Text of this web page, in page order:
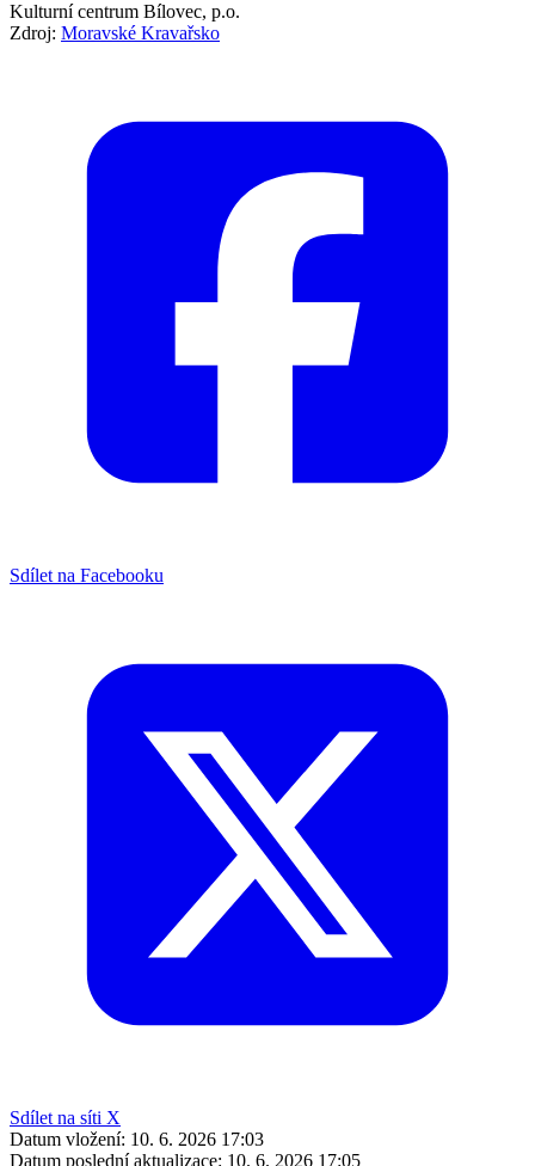
Kulturní centrum Bílovec, p.o.
Zdroj: Moravské Kravařsko
Sdílet na Facebooku
Sdílet na síti X
Datum vložení: 10. 6. 2026 17:03
Datum poslední aktualizace: 10. 6. 2026 17:05